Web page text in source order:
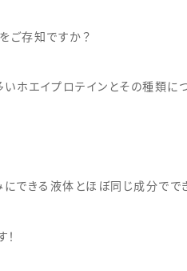
ご存知ですか？
ホエイプロテインとその種類につ
できる液体とほぼ同じ成分ででき
！